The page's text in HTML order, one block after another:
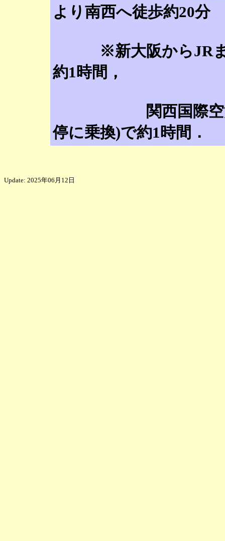
より南西へ徒歩約20分
※新大阪からJRま
約1時間，
関西国際空港か
停に乗換)で約1時間．
Update: 2025年06月12日